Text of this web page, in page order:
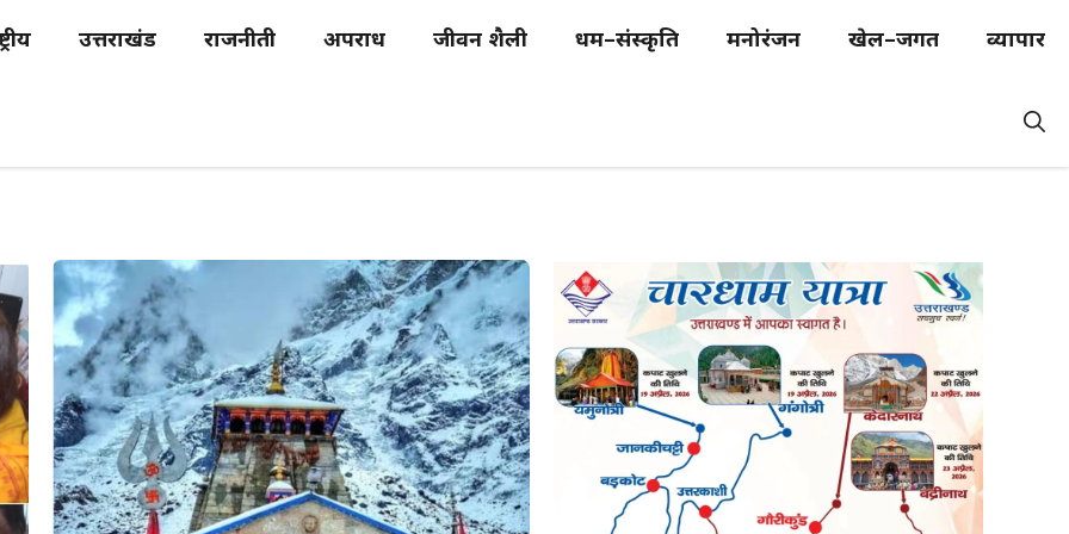
उत्तराखंड राजनीती अपराध जीवन शैली धर्म–संस्कृति मनोरंजन खेल–जगत व्यापार